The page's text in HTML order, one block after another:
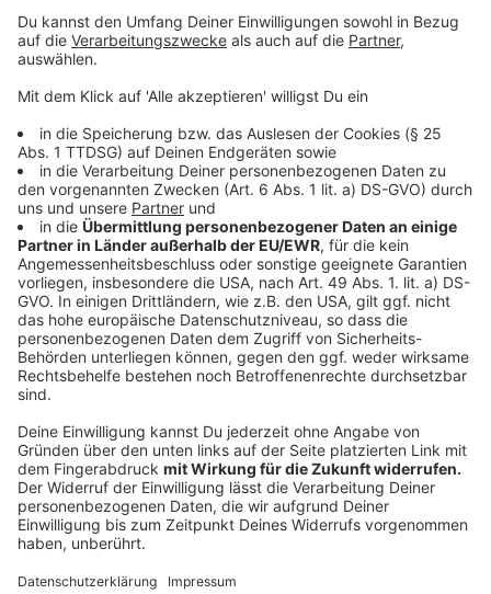
Lauterbach unterstreicht: «Sicherheit geht immer vor.»
Während der Testphase wurden dafür noch
gelungen, Sicherheitsprobleme für einen
Massenzugriff auf ePAs zu lösen, die der Chaos
Computer Club herausgearbeitet hatte. Gespeichert
werden die Daten laut Ministerium auf Servern im
Inland. Jeder Zugriff auf die ePA wird mit Datum und
Uhrzeit protokolliert. Bei der ersten Anmeldung in der
App brauchen Versicherte einen elektronischen
Personalausweis mit Geheimnummer (Pin) - oder die E-
Gesundheitskarte mit Pin, die man auf Antrag von der
Kasse bekommt.
Anzeige
Kommt jetzt ein Durchbruch?
Anzeige
Aktuell gibt es laut Gematik bis zu 60.000 Zugriffe auf